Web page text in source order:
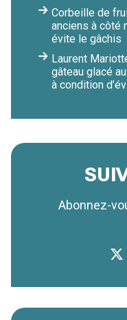
Corbeille de
anciens à côté
évite le gâchis
Laurent
gâteau glacé
à condition
Abonnez-